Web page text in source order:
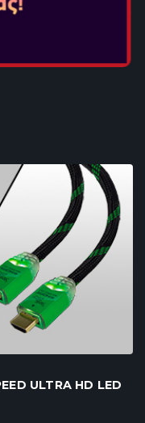
το αριστερό και
χειριστήριο
επίσης να
ULTRA HD LED